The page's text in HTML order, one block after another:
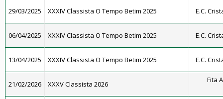
29/03/2025 XXXIV Classista O Tempo Betim 2025 E.C.
06/04/2025 XXXIV Classista O Tempo Betim 2025 E.C.
13/04/2025 XXXIV Classista O Tempo Betim 2025 E.C.
21/02/2026 XXXV Classista 2026 Fita